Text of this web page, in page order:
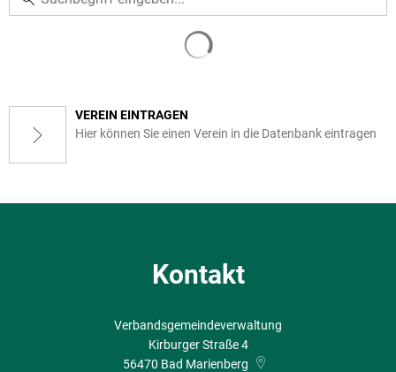
VEREIN EINTRAGEN
Hier können Sie einen Verein in die Datenbank eintragen
Kontakt
Verbandsgemeindeverwaltung
Kirburger Straße 4
56470 Bad Marienberg